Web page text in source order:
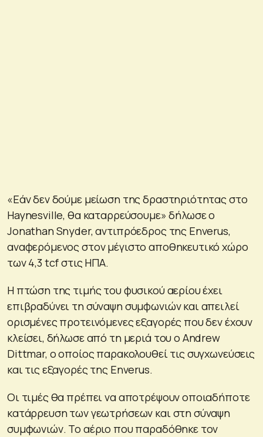
«Εάν δεν δούμε μείωση της δραστηριότητας στο
Haynesville, θα καταρρεύσουμε» δήλωσε ο
Jonathan Snyder, αντιπρόεδρος της Enverus,
αναφερόμενος στον μέγιστο αποθηκευτικό χώρο
των 4,3 tcf στις ΗΠΑ.
Η πτώση της τιμής του φυσικού αερίου έχει
επιβραδύνει τη σύναψη συμφωνιών και απειλεί
ορισμένες προτεινόμενες εξαγορές που δεν έχουν
κλείσει, δήλωσε από τη μεριά του ο Andrew
Dittmar, ο οποίος παρακολουθεί τις συγχωνεύσεις
και τις εξαγορές της Enverus.
Οι τιμές θα πρέπει να αποτρέψουν οποιαδήποτε
κατάρρευση των γεωτρήσεων και στη σύναψη
συμφωνιών. Το αέριο που παραδόθηκε τον